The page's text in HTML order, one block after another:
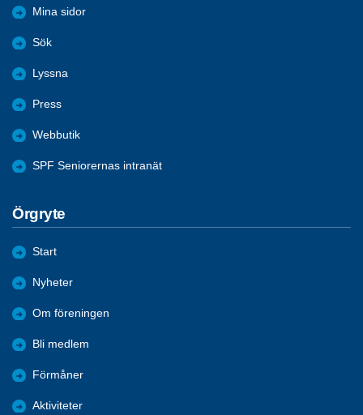
Mina sidor
Sök
Lyssna
Press
Webbutik
SPF Seniorernas intranät
Örgryte
Start
Nyheter
Om föreningen
Bli medlem
Förmåner
Aktiviteter